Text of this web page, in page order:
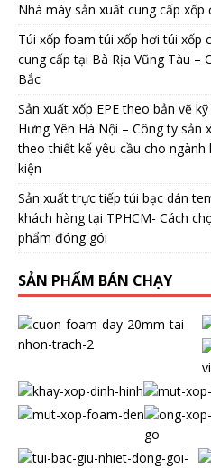
Nhà máy sản xuất cung cấp
Túi xốp foam túi xốp hơi túi xốp
cung cấp tại Bà Rịa Vũng Tàu –
Bắc
Sản xuất xốp EPE theo bản vẽ
Hưng Yên Hà Nội – Công ty sản
theo thiết kế yêu cầu cho
kiện
Sản xuất trực tiếp túi bạc dán
khách hàng tại TPHCM- Cách
phẩm đóng gói
SẢN PHẨM BÁN CHẠY